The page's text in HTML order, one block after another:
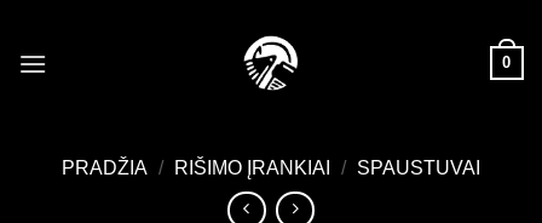
content
0
PRADŽIA / RIŠIMO ĮRANKIAI / SPAUSTUVAI